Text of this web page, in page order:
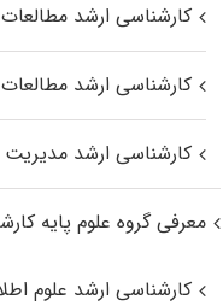
کارشناسی ارشد
کارشناسی ارشد
کارشناسی ارشد
معرفی گروه علوم پایه
کارشناسی ارشد علوم